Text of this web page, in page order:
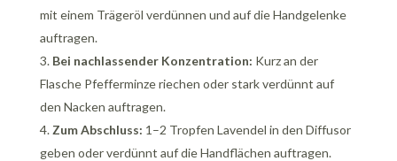
mit einem Trägeröl verdünnen und auf die Handgelenke
auftragen.
Bei nachlassender Konzentration: Kurz an der
Flasche Pfefferminze riechen oder stark verdünnt auf
den Nacken auftragen.
Zum Abschluss: 1–2 Tropfen Lavendel in den Diffusor
geben oder verdünnt auf die Handflächen auftragen.